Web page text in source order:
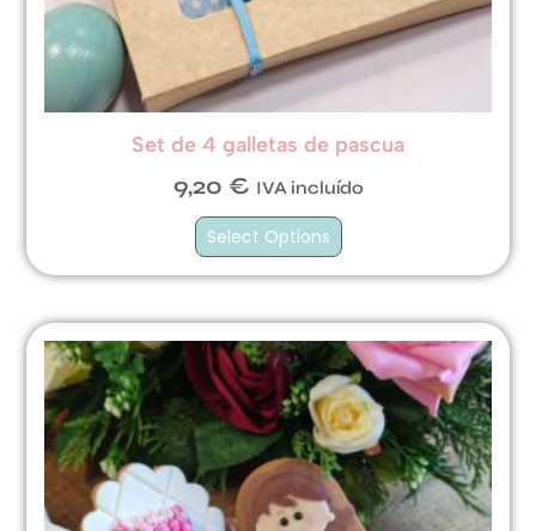
Set de 4 galletas de pascua
9,20 € IVA incluído
Select Options